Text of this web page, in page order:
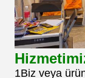
1Biz veya